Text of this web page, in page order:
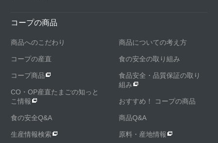
コープの商品
商品へのこだわり 商品についての考え方
コープの産直 食の安全の取り組み
コープ商品
食品安全・品質保証の取り
組み
CO・OP産直たまごの知っと
こ情報
おすすめ！ コープの商品
食の安全Q&A 商品Q&A
生産情報検索 原料・産地情報